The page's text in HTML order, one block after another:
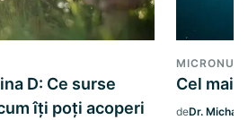
D: Ce surse
îți poți acoperi
Cel mai
deDr.